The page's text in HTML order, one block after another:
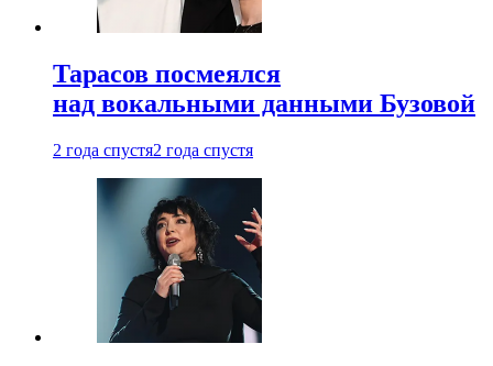
Тарасов посмеялся
над вокальными данными Бузовой
2 года спустя2 года спустя